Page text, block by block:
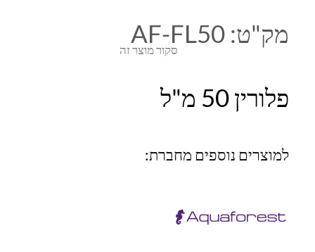
סקור מוצר זה
מק"ט: AF-FL50
פלורין 50 מ"ל
למוצרים נוספים מחברת: